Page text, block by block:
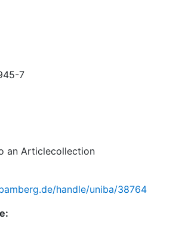
7
an Articlecollection
handle/uniba/38764